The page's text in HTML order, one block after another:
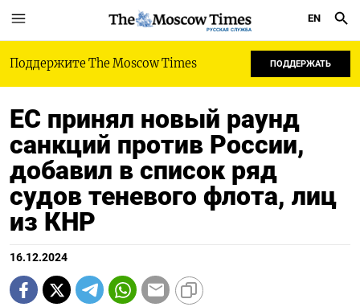
РУССКАЯ СЛУЖБА
EN
Поддержите The Moscow Times ПОДДЕРЖАТЬ
ЕС принял новый раунд
санкций против России,
добавил в список ряд
судов теневого флота, лиц
из КНР
16.12.2024